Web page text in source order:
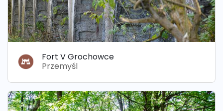
Fort V Grochowce
Przemyśl